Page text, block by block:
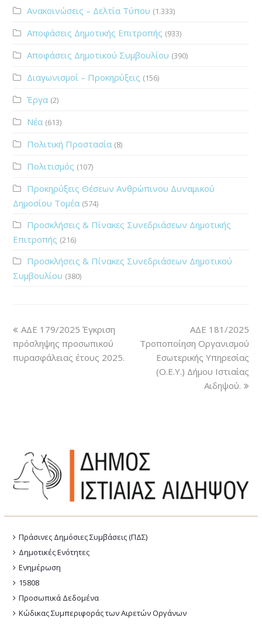
Ανακοινώσεις – Δελτία Τύπου (1.333)
Αποφάσεις Δημοτικής Επιτροπής (933)
Αποφάσεις Δημοτικού Συμβουλίου (390)
Διαγωνισμοί – Προκηρύξεις (156)
Έργα (2)
Νέα (613)
Πολιτική Προστασία (8)
Πολιτισμός (107)
Προκηρύξεις Θέσεων Ανθρώπινου Δυναμικού
Δημοσίου Τομέα (574)
Προσκλήσεις & Πίνακες Συνεδριάσεων Δημοτικής
Επιτροπής (216)
Προσκλήσεις & Πίνακες Συνεδριάσεων Δημοτικού
Συμβουλίου (380)
ΑΔΕ 179/2025 Έγκριση
πρόσληψης προσωπικού
πυρασφάλειας έτους 2025.
ΑΔΕ 181/2025
Τροποποίηση Οργανισμού
Εσωτερικής Υπηρεσίας
(Ο.Ε.Υ.) Δήμου Ιστιαίας
Αιδηψού.
Πράσινες Δημόσιες Συμβάσεις (ΠΔΣ)
Δημοτικές Ενότητες
Ενημέρωση
15808
Προσωπικά Δεδομένα
Κώδικας Συμπεριφοράς των Αιρετών Οργάνων